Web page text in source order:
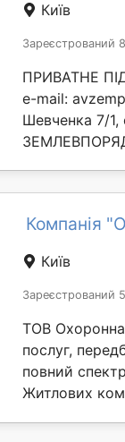
Київ
Зареєстрований
ПРИВАТНЕ
e-mail:
Шевченка 7/
Компанія
Київ
Зареєстрований
ТОВ Охоронна
послуг,
повний
Житлових